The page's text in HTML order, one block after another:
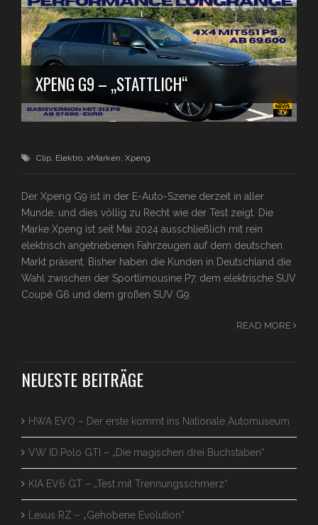
XPENG G9 – „STATTLICH“
Clip Elektro xMarken Xpeng
Der Xpeng G9 ist in der E-Auto-Szene derzeit in aller
Munde, und dies völlig zu Recht wie der Test zeigt. Die
Marke Xpeng ist seit Mai 2024 ausschließlich mit rein
elektrisch angetriebenen Fahrzeugen auf dem deutschen
Markt präsent. Bisher haben die Kunden in Deutschland die
Wahl zwischen der Sportlimousine P7, dem elektrische SUV
Coupé G6 und dem großen SUV G9.
READ MORE
NEUESTE BEITRÄGE
HWA EVO – Der erste kommt ins Nationale Automuseum
VW ID.Polo GTI – „Die magischen drei Buchstaben“
KIA EV6 GT – „Test mit Trennungsschmerz“
Lexus RZ – „Gehobene Evolution“